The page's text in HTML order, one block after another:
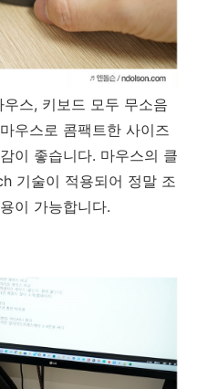
스, 키보드 모두 무소음
우스로 콤팩트한 사이즈
이 좋습니다. 마우스의 클
기술이 적용되어 정말 조
이 가능합니다.